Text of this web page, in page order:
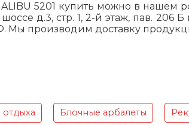
5201 купить можно в нашем
д.3, стр. 1, 2-й этаж, пав. 206
Мы производим доставку
Блочные арбалеты